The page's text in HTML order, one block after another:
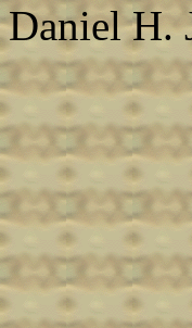
Daniel H.